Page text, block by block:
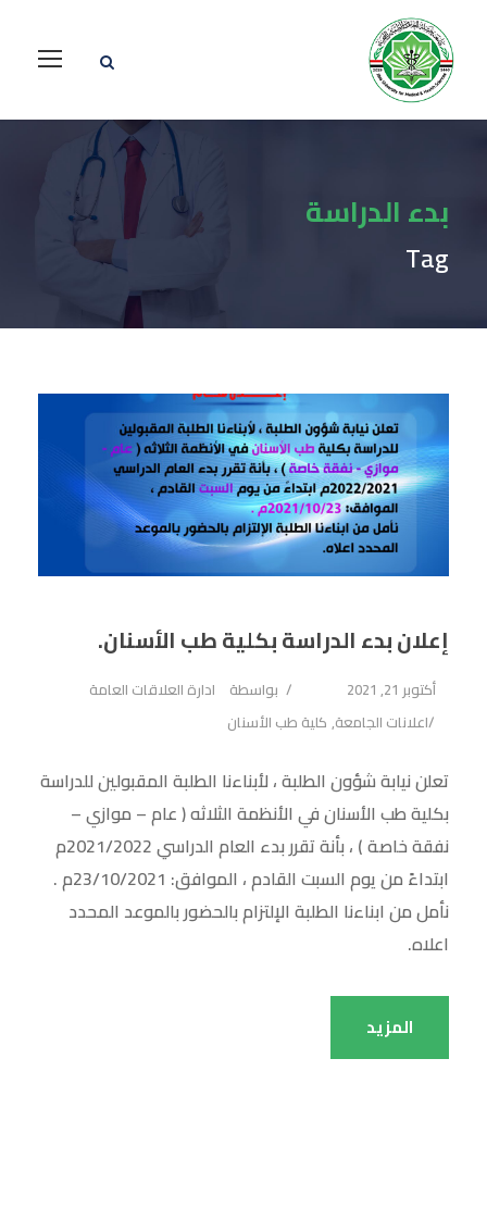
بدء الدراسة
Tag
إعلان بدء الدراسة بكلية طب الأسنان.
أكتوبر 21, 2021 بواسطة
ادارة العلاقات العامة
اعلانات الجامعة, كلية طب الأسنان
تعلن نيابة شؤون الطلبة ، لأبناءنا الطلبة المقبولين للدراسة
بكلية طب الأسنان في الأنظمة الثلاثه ( عام – موازي –
نفقة خاصة ) ، بأنة تقرر بدء العام الدراسي 2021/2022م
ابتداءً من يوم السبت القادم ، الموافق: 23/10/2021م .
نأمل من ابناءنا الطلبة الإلتزام بالحضور بالموعد المحدد
اعلاه.
المزيد